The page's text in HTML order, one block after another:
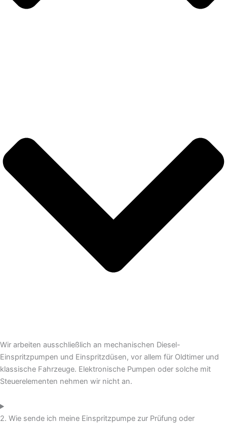
Wir arbeiten ausschließlich an mechanischen Diesel-
Einspritzpumpen und Einspritzdüsen, vor allem für Oldtimer und
klassische Fahrzeuge. Elektronische Pumpen oder solche mit
Steuerelementen nehmen wir nicht an.
2. Wie sende ich meine Einspritzpumpe zur Prüfung oder